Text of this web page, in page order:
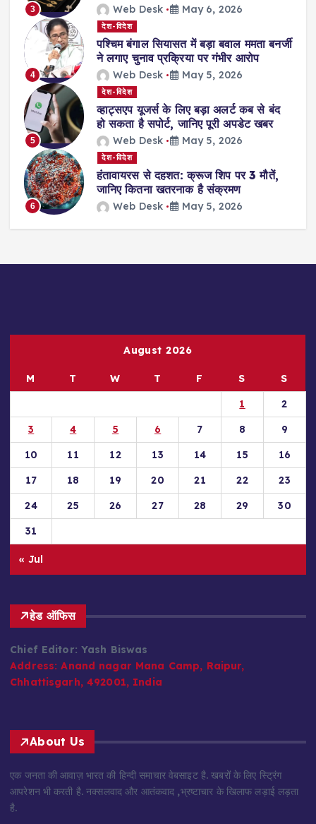
3 Web Desk May 6, 2026
4
देश-विदेश
पश्चिम बंगाल सियासत में बड़ा बवाल ममता बनर्जी
ने लगाए चुनाव प्रक्रिया पर गंभीर आरोप
Web Desk May 5, 2026
5
देश-विदेश
व्हाट्सएप यूजर्स के लिए बड़ा अलर्ट कब से बंद
हो सकता है सपोर्ट, जानिए पूरी अपडेट खबर
Web Desk May 5, 2026
6
देश-विदेश
हंतावायरस से दहशत: क्रूज शिप पर 3 मौतें,
जानिए कितना खतरनाक है संक्रमण
Web Desk May 5, 2026
August 2026
M T W T F S
S
1
2
3
4 5 6 7 8
9
10
11 12 13 14 15
16
17
18 19 20 21 22
23
24
25 26 27 28 29
30
31
« Jul
हेड ऑफिस
Chief Editor: Yash Biswas
Address: Anand nagar Mana Camp, Raipur,
Chhattisgarh, 492001, India
About Us
एक जनता की आवाज़ भारत की हिन्दी समाचार वेबसाइट है. खबरों के लिए स्ट्रिंग
आपरेशन भी करती है. नक्सलवाद और आतंकवाद ,भ्रष्टाचार के खिलाफ लड़ाई लड़ता
है.